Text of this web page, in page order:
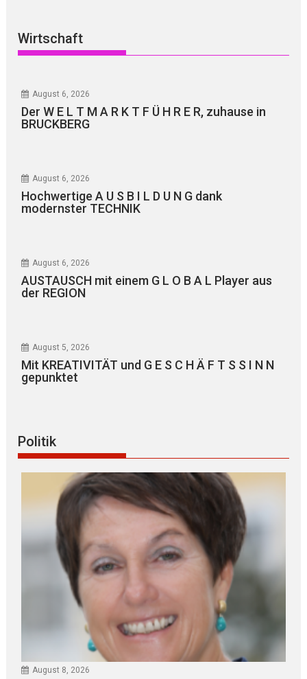
Wirtschaft
August 6, 2026
Der W E L T M A R K T F Ü H R E R, zuhause in
BRUCKBERG
August 6, 2026
Hochwertige A U S B I L D U N G dank
modernster TECHNIK
August 6, 2026
AUSTAUSCH mit einem G L O B A L Player aus
der REGION
August 5, 2026
Mit KREATIVITÄT und G E S C H Ä F T S S I N N
gepunktet
Politik
August 8, 2026